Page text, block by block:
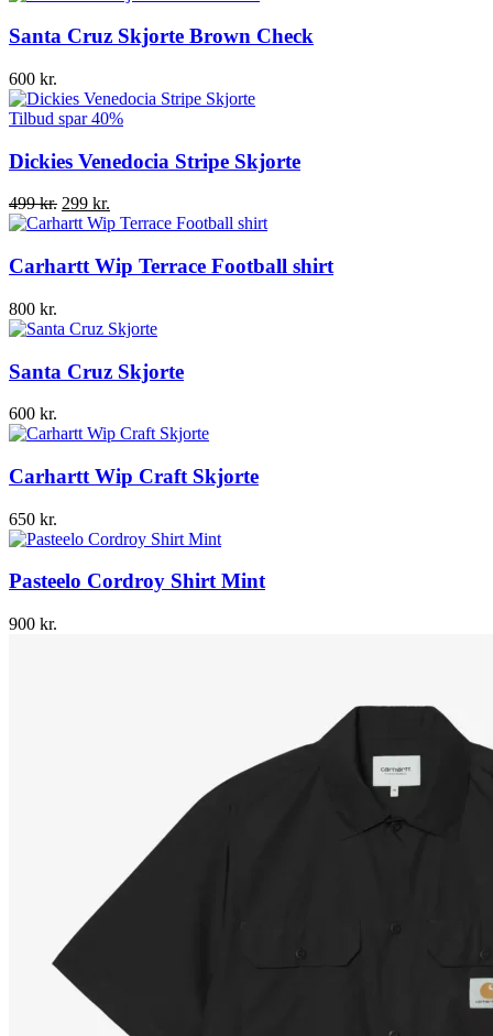
Santa Cruz Skjorte Brown Check
600 kr.
Tilbud spar 40%
Dickies Venedocia Stripe Skjorte
499kr. Den
oprindelige
var:
499 kr..
299 kr.
aktuelle
er:
299 kr..
Carhartt Wip Terrace Football shirt
800 kr.
Santa Cruz Skjorte
600 kr.
Carhartt Wip Craft Skjorte
650 kr.
Pasteelo Cordroy Shirt Mint
900 kr.